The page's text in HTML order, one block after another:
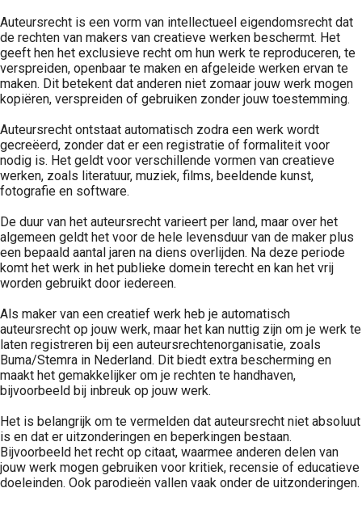
Auteursrecht is een vorm van intellectueel eigendomsrecht dat
de rechten van makers van creatieve werken beschermt. Het
geeft hen het exclusieve recht om hun werk te reproduceren, te
verspreiden, openbaar te maken en afgeleide werken ervan te
maken. Dit betekent dat anderen niet zomaar jouw werk mogen
kopiëren, verspreiden of gebruiken zonder jouw toestemming.
Auteursrecht ontstaat automatisch zodra een werk wordt
gecreëerd, zonder dat er een registratie of formaliteit voor
nodig is. Het geldt voor verschillende vormen van creatieve
werken, zoals literatuur, muziek, films, beeldende kunst,
fotografie en software.
De duur van het auteursrecht varieert per land, maar over het
algemeen geldt het voor de hele levensduur van de maker plus
een bepaald aantal jaren na diens overlijden. Na deze periode
komt het werk in het publieke domein terecht en kan het vrij
worden gebruikt door iedereen.
Als maker van een creatief werk heb je automatisch
auteursrecht op jouw werk, maar het kan nuttig zijn om je werk te
laten registreren bij een auteursrechtenorganisatie, zoals
Buma/Stemra in Nederland. Dit biedt extra bescherming en
maakt het gemakkelijker om je rechten te handhaven,
bijvoorbeeld bij inbreuk op jouw werk.
Het is belangrijk om te vermelden dat auteursrecht niet absoluut
is en dat er uitzonderingen en beperkingen bestaan.
Bijvoorbeeld het recht op citaat, waarmee anderen delen van
jouw werk mogen gebruiken voor kritiek, recensie of educatieve
doeleinden. Ook parodieën vallen vaak onder de uitzonderingen.